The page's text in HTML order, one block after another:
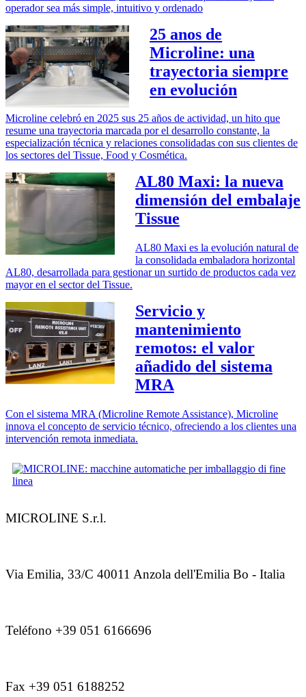
operador sea más simple, intuitivo y ordenado
25 anos de
Microline: una
trayectoria siempre
en evolución
Microline celebró en 2025 sus 25 años de actividad, un hito que
resume una trayectoria marcada por el desarrollo constante, la
especialización técnica y relaciones consolidadas con sus clientes de
los sectores del Tissue, Food y Cosmética.
AL80 Maxi: la nueva
dimensión del embalaje
Tissue
AL80 Maxi es la evolución natural de
la consolidada embaladora horizontal
AL80, desarrollada para gestionar un surtido de productos cada vez
mayor en el sector del Tissue.
Servicio y
mantenimiento
remotos: el valor
añadido del sistema
MRA
Con el sistema MRA (Microline Remote Assistance), Microline
innova el concepto de servicio técnico, ofreciendo a los clientes una
intervención remota inmediata.
MICROLINE S.r.l.
Via Emilia, 33/C 40011 Anzola dell'Emilia Bo - Italia
Teléfono +39 051 6166696
Fax +39 051 6188252